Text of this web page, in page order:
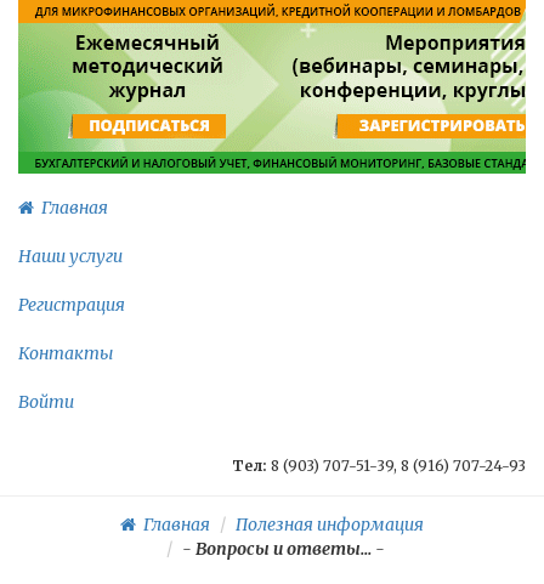
Главная
Наши услуги
Регистрация
Контакты
Войти
Тел: 8 (903) 707-51-39, 8 (916) 707-24-93
Главная
Полезная информация
- Вопросы и ответы...-